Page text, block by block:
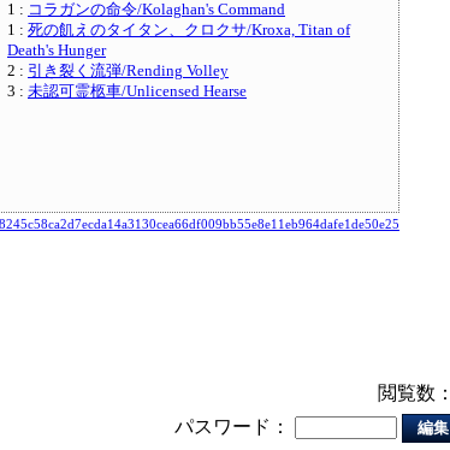
1 : コラガンの命令/Kolaghan's Command
1 : 死の飢えのタイタン、クロクサ/Kroxa, Titan of
Death's Hunger
2 : 引き裂く流弾/Rending Volley
3 : 未認可霊柩車/Unlicensed Hearse
閲覧数：
パスワード：
編集